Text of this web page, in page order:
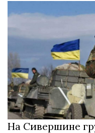
На Сивершине